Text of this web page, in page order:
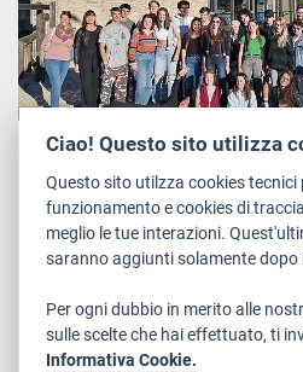
Lunedì, 20 Giugno 2022
Festival della
iscrizioni fino al 7
Dal 21 al 24 settembre 2022,
Festival dei Giovani dell'Euregio
"Innovazione e tradizione"
19 anni. Il programma offre
Ciao! Questo sito utilizza
Questo sito utilzza cookies
funzionamento e cookies di
meglio le tue interazioni.
saranno aggiunti solamente
Per ogni dubbio in merito alle
sulle scelte che hai effettuato, ti
Informativa Cookie.